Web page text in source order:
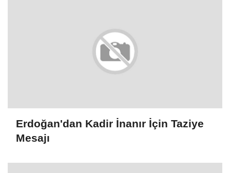
Erdoğan'dan Kadir İnanır İçin Taziye
Mesajı